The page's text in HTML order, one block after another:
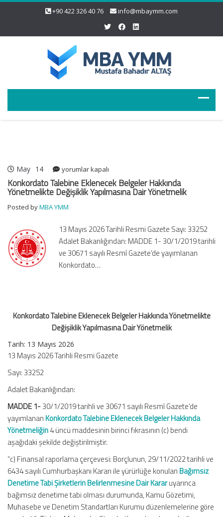
+90 422 326 40 76 info@mbaymm.com
May 14
Konkordato
Talebine
Eklenecek
Belgeler
Hakkında
Değişiklik
Yapılmasına
Dair
Yönetmelik
yorumlar kapalı
Konkordato Talebine Eklenecek Belgeler Hakkında
Yönetmelikte Değişiklik Yapılmasına Dair Yönetmelik
Posted byMBA YMM
13 Mayıs 2026 Tarihli Resmi Gazete Sayı: 33252
Adalet Bakanlığından: MADDE 1- 30/1/2019 tarihli
ve 30671 sayılı Resmî Gazete’de yayımlanan
Konkordato…
Konkordato Talebine Eklenecek Belgeler Hakkında Yönetmelikte
Değişiklik Yapılmasına Dair Yönetmelik
Tarih: 13 Mayıs 2026
13 Mayıs 2026 Tarihli Resmi Gazete
Sayı: 33252
Adalet Bakanlığından:
MADDE 1-30/1/2019 tarihli ve 30671 sayılı Resmî Gazete’de
yayımlanan Konkordato Talebine Eklenecek Belgeler Hakkında
Yönetmeliğin4 üncü maddesinin birinci fıkrasının (c) bendi
aşağıdaki şekilde değiştirilmiştir.
“c) Finansal raporlama çerçevesi: Borçlunun, 29/11/2022 tarihli ve
6434 sayılı Cumhurbaşkanı Kararı ile yürürlüğe konulan Bağımsız
Denetime Tabi Şirketlerin Belirlenmesine Dair Kararuyarınca
bağımsız denetime tabi olması durumunda, Kamu Gözetimi,
Muhasebe ve Denetim Standartları Kurumu düzenlemelerine göre